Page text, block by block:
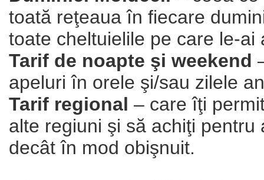
toată reţeaua în fiecare
toate cheltuielile pe care le-
Tarif de noapte şi weekend
apeluri în orele şi/sau zilele
Tarif regional – care îţi
alte regiuni şi să achiţi pentru
decât în mod obişnuit.